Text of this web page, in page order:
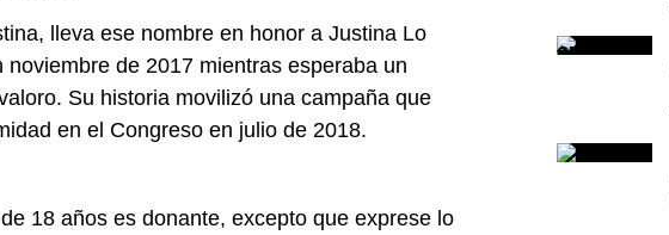
lleva ese nombre en honor a Justina Lo
de 2017 mientras esperaba un
Su historia movilizó una campaña que
en el Congreso en julio de 2018.
18 años es donante, excepto que exprese lo